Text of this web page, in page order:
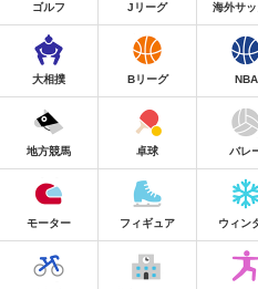
ゴルフ Jリーグ 海外サ
大相撲 Bリーグ NBA
地方競馬 卓球 バレ
モーター フィギュア ウィン